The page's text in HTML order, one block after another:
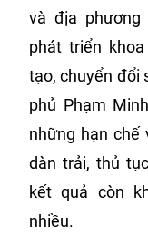
và địa phương
phát triển
tạo, chuyển đổi
phủ Phạm
những hạn chế
dàn trải, thủ
kết quả còn
nhiều.